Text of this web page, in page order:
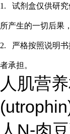
1. 试剂盒仅供研
所产生的一切后果
2. 严格按照说明
者承担。
人肌营
人N-肉